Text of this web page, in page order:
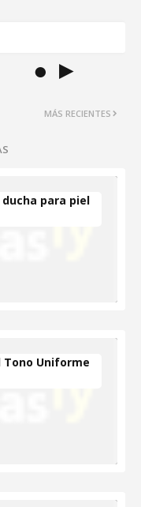
● ►
MÁS RECIENTES
ducha para piel
Tono Uniforme